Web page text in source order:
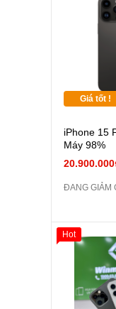
các Phụ
Giá tốt !
iPhone 15
Máy 98%
ĐANG GIẢM
Giảm
Thân Thiết
Hot